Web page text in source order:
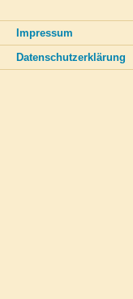
Impressum
Datenschutzerklärung